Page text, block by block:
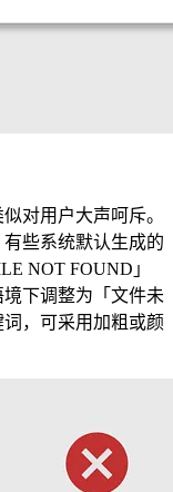
对用户大声呵斥。
些系统默认生成的
NOT FOUND」
下调整为「文件未
，可采用加粗或颜